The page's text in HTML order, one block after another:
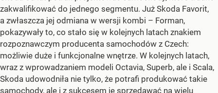
zakwalifikować do jednego segmentu. Już Skoda Favorit,
a zwłaszcza jej odmiana w wersji kombi – Forman,
pokazywały to, co stało się w kolejnych latach znakiem
rozpoznawczym producenta samochodów z Czech:
możliwie duże i funkcjonalne wnętrze. W kolejnych latach,
wraz z wprowadzaniem modeli Octavia, Superb, ale i Scala,
Skoda udowodniła nie tylko, że potrafi produkować takie
samochody, ale i z sukcesem je sprzedawać na wielu